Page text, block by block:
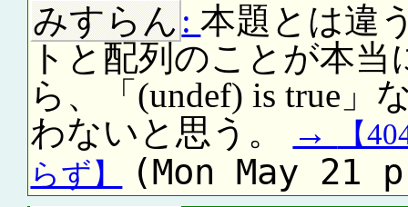
みすらん :本題とは違
トと配列のことが本
ら、「(undef) is true
わないと思う。
→
【
らず】
(Mon May 21